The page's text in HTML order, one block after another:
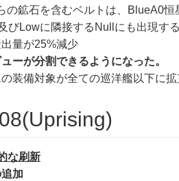
の鉱石を含むベルトは、BlueA0
びLowに隣接するNullにも出現する
量が25%減少
ーが分割できるようになった。
装備対象が全ての巡洋艦以下に拡
な刷新
加